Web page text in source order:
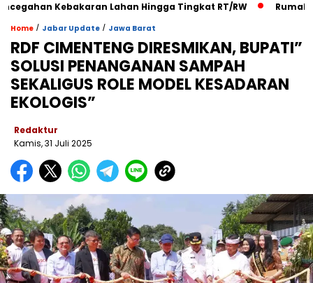
Kebakaran Lahan Hingga Tingkat RT/RW‎
‎Rumah
Home / Jabar Update / Jawa Barat
RDF CIMENTENG DIRESMIKAN, BUPATI”
SOLUSI PENANGANAN SAMPAH
SEKALIGUS ROLE MODEL KESADARAN
EKOLOGIS”
Redaktur
Kamis, 31 Juli 2025